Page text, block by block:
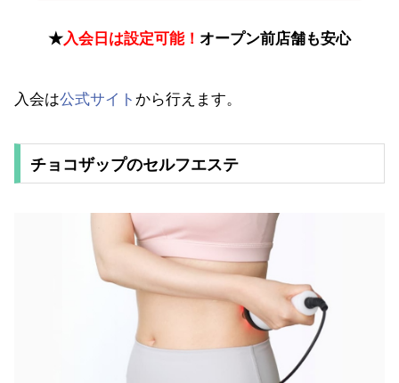
★入会日は設定可能！ オープン前店舗も安心
入会は公式サイト から行えます。
チョコザップのセルフエステ